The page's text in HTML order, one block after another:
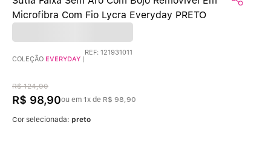
Microfibra Com Fio Lycra Everyday PRETO
COLEÇÃO EVERYDAY |
REF: 121931011
R$ 124,90
R$ 98,90ou em 1x de R$ 98,90
Cor selecionada: preto